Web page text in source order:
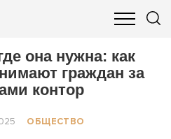
БИЗНЕС И ФИНАНСЫ
она нужна: как
граждан за
контор
ОБЩЕСТВО